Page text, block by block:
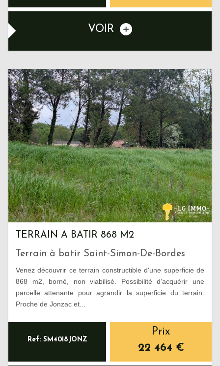
VOIR
TERRAIN A BATIR 868 M2
Terrain à batir Saint-Simon-De-Bordes
Venez découvrir ce terrain constructible d'une superficie de
868 m2, borné, non viabilisé. Possibilité d'acquérir une
parcelle attenante pour agrandir la superficie du terrain.
Proche de Jonzac et...
Ref: SM4018JONZ
Prix
22 464 €